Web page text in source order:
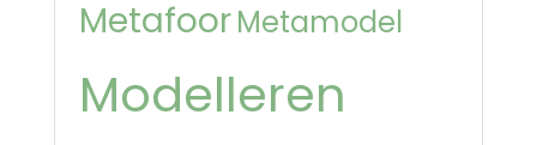
MetafoorMetamodel
Modelleren